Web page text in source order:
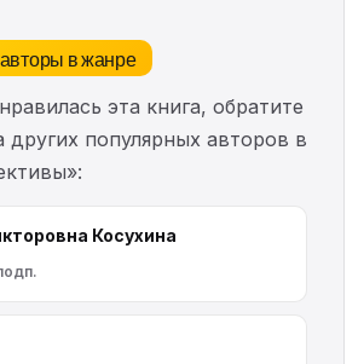
в жанре
эта книга, обратите
других популярных авторов в
Косухина